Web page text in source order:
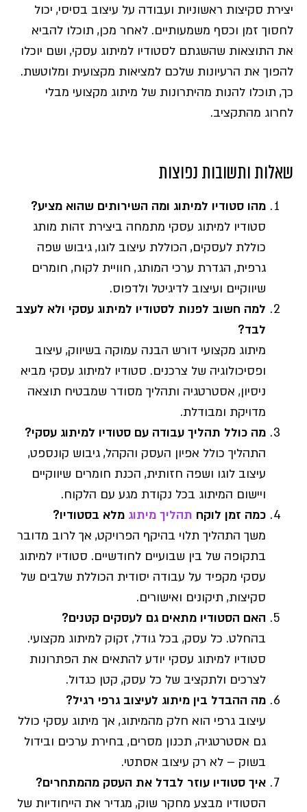
יצירת סקיצות ראשוניות ועבודה על עיצוב בסיסי, יכול
לחסוך זמן וכסף משמעותיים. לאחר מכן, תוכלו להביא
את התוצאות שהשגתם לסטודיו למיתוג עסקי, ושם יוכלו
להפוך את הרעיונות שלכם למציאות מקצועית ומלוטשת.
כך, תוכלו להנות מהיתרונות של מיתוג מקצועי מבלי
לחרוג מהתקציב.
שאלות ותשובות נפוצות
מהו סטודיו למיתוג ומה השירותים שהוא מציע?
סטודיו למיתוג עסקי מתמחה ביצירת זהות מותג
כוללת לעסקים, הכוללת עיצוב לוגו, גיבוש שפה
גרפית, הגדרת ערכי המותג, חוויית לקוח, חומרים
שיווקיים ועיצוב לדיגיטל ולדפוס.
למה חשוב לפנות לסטודיו למיתוג עסקי ולא לעצב
לבד?
מיתוג מקצועי דורש הבנה עמוקה בשיווק, עיצוב
ופסיכולוגיה של צרכנים. סטודיו למיתוג עסקי מביא
ניסיון, אסטרטגיה ותהליך מסודר שמבטיח תוצאה
מדויקת ומבודלת.
מה כולל תהליך עבודה עם סטודיו למיתוג עסקי?
התהליך כולל אפיון העסק והקהל, גיבוש קונספט,
עיצוב לוגו ושפה חזותית, הכנת חומרים שיווקיים
ויישום המיתוג בכל נקודת מגע עם הלקוח.
כמה זמן לוקח תהליך מיתוג מלא בסטודיו?
משך התהליך תלוי בהיקף הפרויקט, אך לרוב מדובר
בתקופה של בין שבועיים לחודשיים. סטודיו למיתוג
עסקי מקפיד על עבודה יסודית הכוללת שלבים של
סקיצות, תיקונים ואישורים.
האם הסטודיו מתאים גם לעסקים קטנים?
בהחלט. כל עסק, בכל גודל, זקוק למיתוג מקצועי.
סטודיו למיתוג עסקי יודע להתאים את הפתרונות
לצרכים ולתקציב של כל עסק, קטן כגדול.
מה ההבדל בין מיתוג לעיצוב גרפי רגיל?
עיצוב גרפי הוא חלק מהמיתוג, אך מיתוג עסקי כולל
גם אסטרטגיה, תכנון מסרים, בחירת ערכים ובידול
בשוק – לא רק עיצוב אסתטי.
איך סטודיו עוזר לבדל את העסק מהמתחרים?
הסטודיו מבצע מחקר שוק, מגדיר את הייחודיות של